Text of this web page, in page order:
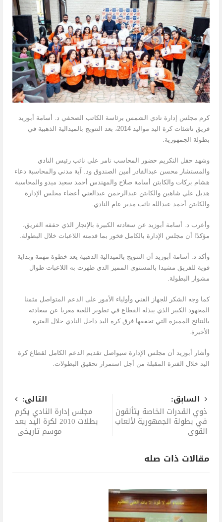
كرم مجلس إدارة نادي الشمس برئاسة الكاتب الصحفي د. أسامة أبوزيد
فريق ناشئات كرة اليد مواليد 2014، بعد التتويج بالميدالية الذهبية في
بطولة الجمهورية.
وشهد حفل التكريم حضور المحاسب تامر علي نائب رئيس النادي
والمستشار محسن عبدالقادر أمين الصندوق ود. آية مدني والمحاسبة دعاء
هشام بركات والكابتن أسامة صلاح والمهندس أحمد سعيد ميدو والمحاسبة
هديل علي شاهين والكابتن عبدالرحمن عبدالغني أعضاء مجلس الإدارة
والكابتن أحمد عبدالله نائب مدير عام النادي.
وأعرب د. أسامة أبوزيد عن سعادته الكبيرة بالإنجاز الذي حققه الفريق،
مؤكدًا أن مجلس الإدارة بالكامل فخور بما قدمته اللاعبات خلال البطولة.
وأكد د. أسامة أبوزيد أن التتويج بالميدالية الذهبية يعد خطوة مهمة وبداية
قوية للفريق مشيدا بالمستوى المميز الذي ظهرت به اللاعبات طوال
مشوار البطولة.
كما وجه الشكر للجهاز الفني وأولياء الأمور على الدعم المتواصل مثمنا
المجهود الكبير الذي يبذله القطاع في تطوير اللعبة معربا عن سعادته
بالنتائج المميزة التي تحققها فرق كرة اليد داخل النادي خلال الفترة
الأخيرة.
وأشار أبوزيد أن مجلس الإدارة سيواصل تقديم الدعم الكامل لقطاع كرة
اليد خلال الفترة المقبلة من أجل استمرار تحقيق البطولات.
السابق:
ذوي القدرات الخاصة يتألقون
في بطولة الجمهورية لألعاب
القوى
التالى:
مجلس إدارة النادي يكرم
بطلات 2010 لكرة اليد بعد
موسم تاريخي
مقالات ذات صله